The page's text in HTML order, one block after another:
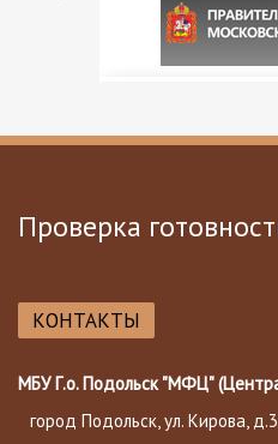
Проверка
КОНТАКТЫ
МБУ Г.о. Подольск "МФЦ"
город Подольск, ул. Кирова,